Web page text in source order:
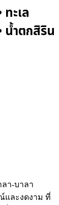
ะเล
น้ำตกสิริน
า-บาลา
และงดงาม ที่